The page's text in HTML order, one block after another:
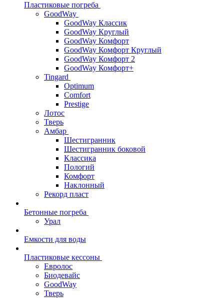
Пластиковые погреба
GoodWay
GoodWay Классик
GoodWay Круглый
GoodWay Комфорт
GoodWay Комфорт Круглый
GoodWay Комфорт 2
GoodWay Комфорт+
Tingard
Optimum
Comfort
Prestige
Лотос
Тверь
Амбар
Шестигранник
Шестигранник боковой
Классика
Пологий
Комфорт
Наклонный
Рекорд пласт
Бетонные погреба
Урал
Емкости для воды
Пластиковые кессоны
Евролос
Биодевайс
GoodWay
Тверь